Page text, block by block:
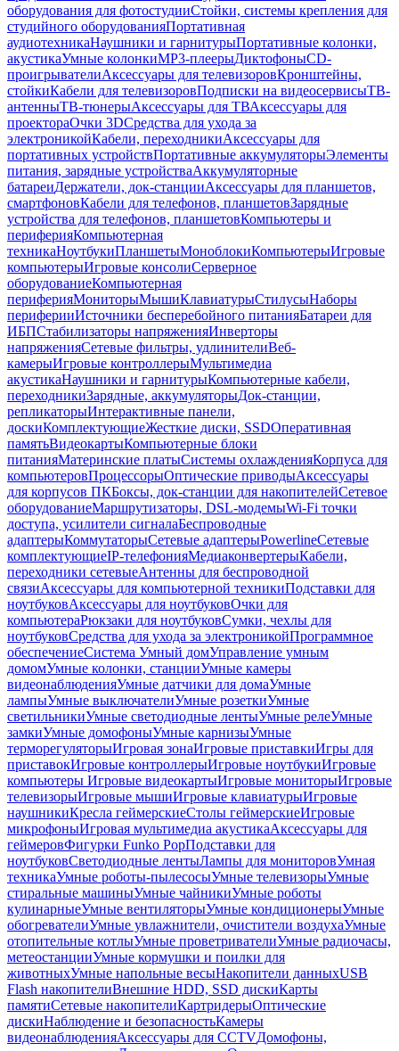
оборудования для фотостудииСтойки, системы крепления для
студийного оборудованияПортативная
аудиотехникаНаушники и гарнитурыПортативные колонки,
акустикаУмные колонкиMP3-плеерыДиктофоныCD-
проигрывателиАксессуары для телевизоровКронштейны,
стойкиКабели для телевизоровПодписки на видеосервисыТВ-
антенныТВ-тюнерыАксессуары для ТВАксессуары для
проектораОчки 3DСредства для ухода за
электроникойКабели, переходникиАксессуары для
портативных устройствПортативные аккумуляторыЭлементы
питания, зарядные устройстваАккумуляторные
батареиДержатели, док-станцииАксессуары для планшетов,
смартфоновКабели для телефонов, планшетовЗарядные
устройства для телефонов, планшетовКомпьютеры и
периферияКомпьютерная
техникаНоутбукиПланшетыМоноблокиКомпьютерыИгровые
компьютерыИгровые консолиСерверное
оборудованиеКомпьютерная
периферияМониторыМышиКлавиатурыСтилусыНаборы
периферииИсточники бесперебойного питанияБатареи для
ИБПСтабилизаторы напряженияИнверторы
напряженияСетевые фильтры, удлинителиВеб-
камерыИгровые контроллерыМультимедиа
акустикаНаушники и гарнитурыКомпьютерные кабели,
переходникиЗарядные, аккумуляторыДок-станции,
репликаторыИнтерактивные панели,
доскиКомплектующиеЖесткие диски, SSDОперативная
памятьВидеокартыКомпьютерные блоки
питанияМатеринские платыСистемы охлажденияКорпуса для
компьютеровПроцессорыОптические приводыАксессуары
для корпусов ПКБоксы, док-станции для накопителейСетевое
оборудованиеМаршрутизаторы, DSL-модемыWi-Fi точки
доступа, усилители сигналаБеспроводные
адаптерыКоммутаторыСетевые адаптерыPowerlineСетевые
комплектующиеIP-телефонияМедиаконвертерыКабели,
переходники сетевыеАнтенны для беспроводной
связиАксессуары для компьютерной техникиПодставки для
ноутбуковАксессуары для ноутбуковОчки для
компьютераРюкзаки для ноутбуковСумки, чехлы для
ноутбуковСредства для ухода за электроникойПрограммное
обеспечениеСистема Умный домУправление умным
домомУмные колонки, станцииУмные камеры
видеонаблюденияУмные датчики для домаУмные
лампыУмные выключателиУмные розеткиУмные
светильникиУмные светодиодные лентыУмные релеУмные
замкиУмные домофоныУмные карнизыУмные
терморегуляторыИгровая зонаИгровые приставкиИгры для
приставокИгровые контроллерыИгровые ноутбукиИгровые
компьютеры Игровые видеокартыИгровые мониторыИгровые
телевизорыИгровые мышиИгровые клавиатурыИгровые
наушникиКресла геймерскиеСтолы геймерскиеИгровые
микрофоныИгровая мультимедиа акустикаАксессуары для
геймеровФигурки Funko PopПодставки для
ноутбуковСветодиодные лентыЛампы для мониторовУмная
техникаУмные роботы-пылесосыУмные телевизорыУмные
стиральные машиныУмные чайникиУмные роботы
кулинарныеУмные вентиляторыУмные кондиционерыУмные
обогревателиУмные увлажнители, очистители воздухаУмные
отопительные котлыУмные проветривателиУмные радиочасы,
метеостанцииУмные кормушки и поилки для
животныхУмные напольные весыНакопители данныхUSB
Flash накопителиВнешние HDD, SSD дискиКарты
памятиСетевые накопителиКартридерыОптические
дискиНаблюдение и безопасностьКамеры
видеонаблюденияАксессуары для CCTVДомофоны,